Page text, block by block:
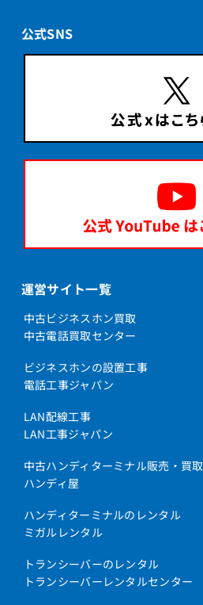
公式SNS
運営サイト一覧
中古ビジネスホン買取
中古電話買取センター
ビジネスホンの設置工事
電話工事ジャパン
LAN配線工事
LAN工事ジャパン
中古ハンディターミナル販売・買取
ハンディ屋
ハンディターミナルのレンタル
ミガルレンタル
トランシーバーのレンタル
トランシーバーレンタルセンター